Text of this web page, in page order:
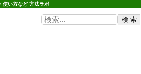
使い方など 方法ラボ